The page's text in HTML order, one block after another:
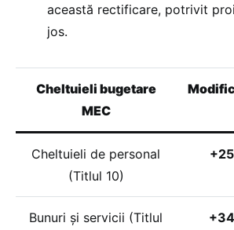
această rectificare, potrivit
jos.
Cheltuieli bugetare
MEC
Cheltuieli de personal
(Titlul 10)
Bunuri și servicii (Titlul